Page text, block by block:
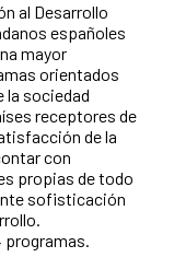
al Desarrollo
españoles
mayor
orientados
la sociedad
receptores de
de la
con
propias de todo
sofisticación